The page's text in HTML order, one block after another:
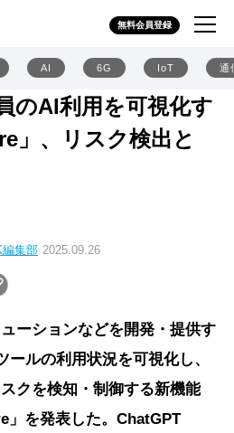
無料会員登録
AI 6G IoT 通
のAI利用を可視化す
」、リスク検出と
編集部 2025.09.26
ーションなどを開発・提供す
ルの利用状況を可視化し、
クを検知・制御する新機能
」を発表した。ChatGPT